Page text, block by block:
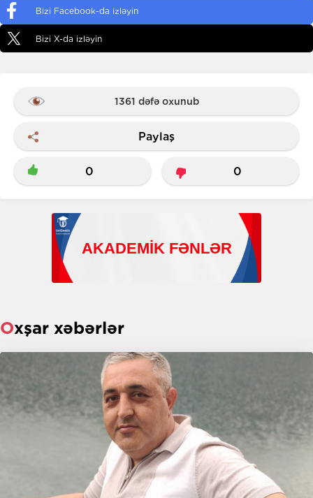
Bizi Facebook-da izləyin
Bizi X-da izləyin
1361 dəfə oxunub
Paylaş
0 0
Oxşar xəbərlər